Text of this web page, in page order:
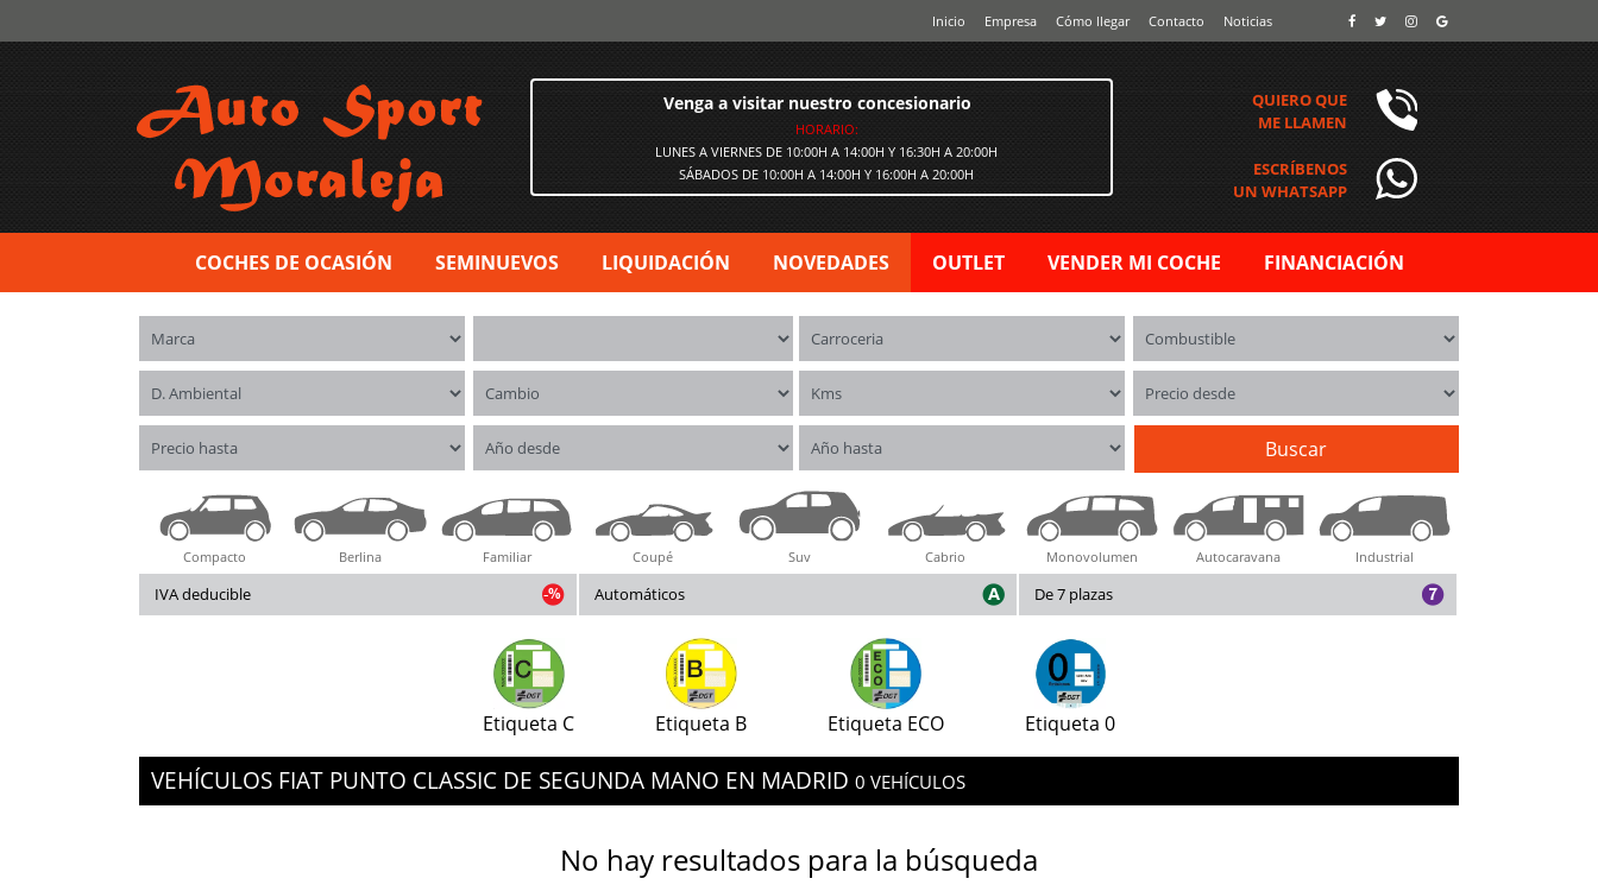
Inicio Empresa Cómo llegar Contacto Noticias
Venga a visitar nuestro concesionario
HORARIO:
LUNES A VIERNES DE 10:00H A 14:00H Y 16:30H A 20:00H
SÁBADOS DE 10:00H A 14:00H Y 16:00H A 20:00H
QUIERO QUE
ME LLAMEN
ESCRÍBENOS
UN WHATSAPP
COCHES DE OCASIÓN SEMINUEVOS LIQUIDACIÓN NOVEDADES OUTLET VENDER MI COCHE FINANCIACIÓN
Marca Carrocerías Combustible
Distintivo ambiental Cambio Kms Precio desde
Precio hasta Año desde Año hasta Buscar
Compacto Berlina Familiar Coupé Suv Cabrio Monovolumen Autocaravana Industrial
IVA deducible Automáticos De 7 plazas
Etiqueta C Etiqueta B Etiqueta ECO Etiqueta 0
VEHÍCULOS FIAT PUNTO CLASSIC DE SEGUNDA MANO EN MADRID 0 VEHÍCULOS
No hay resultados para la búsqueda